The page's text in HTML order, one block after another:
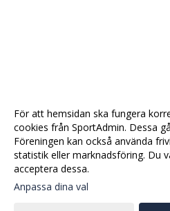
För att hemsidan ska fungera
cookies från SportAdmin. Dessa
Föreningen kan också använda
statistik eller marknadsföring. Du
acceptera dessa.
Anpassa dina val